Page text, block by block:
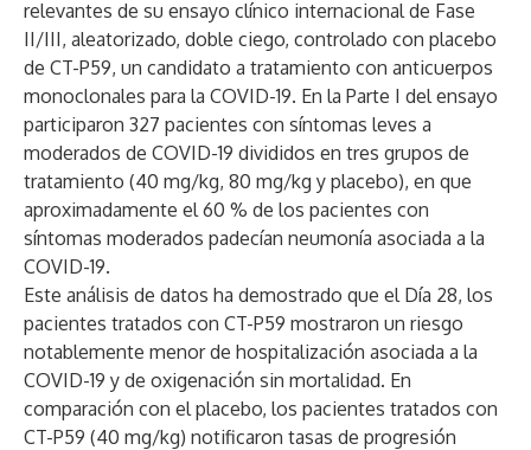
relevantes de su ensayo clínico internacional de Fase
II/III, aleatorizado, doble ciego, controlado con placebo
de CT-P59, un candidato a tratamiento con anticuerpos
monoclonales para la COVID-19. En la Parte I del ensayo
participaron 327 pacientes con síntomas leves a
moderados de COVID-19 divididos en tres grupos de
tratamiento (40 mg/kg, 80 mg/kg y placebo), en que
aproximadamente el 60 % de los pacientes con
síntomas moderados padecían neumonía asociada a la
COVID-19.
Este análisis de datos ha demostrado que el Día 28, los
pacientes tratados con CT-P59 mostraron un riesgo
notablemente menor de hospitalización asociada a la
COVID-19 y de oxigenación sin mortalidad. En
comparación con el placebo, los pacientes tratados con
CT-P59 (40 mg/kg) notificaron tasas de progresión